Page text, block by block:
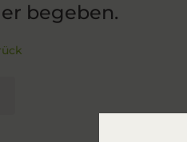
begeben.